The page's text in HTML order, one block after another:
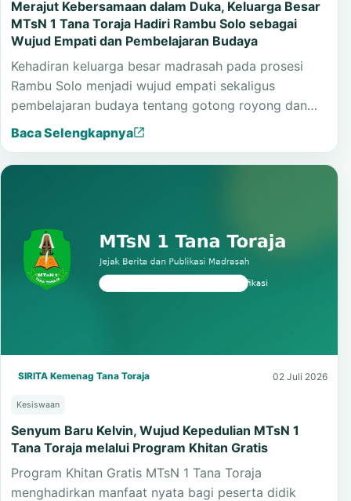
SIRITA Kemenag Tana Toraja 02 Juli 2026
Akademik
Merajut Kebersamaan dalam Duka, Keluarga Besar
MTsN 1 Tana Toraja Hadiri Rambu Solo sebagai
Wujud Empati dan Pembelajaran Budaya
Rambu Solo menjadi wujud empati sekaligus
SIRITA Kemenag Tana Toraja 02 Juli 2026
Senyum Baru Kelvin, Wujud Kepedulian MTsN 1